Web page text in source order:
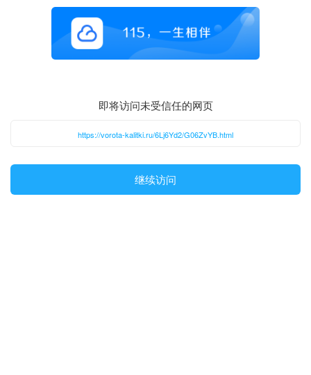
即将访问未受信任的网页
https://vorota-kalitki.ru/6Lj6Yd2/G06ZvYB.html
继续访问